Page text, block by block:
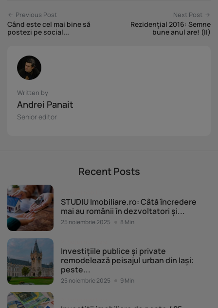
Previous Post
Când este cel mai bine să
postezi pe social...
Next Post
Rezidențial 2016: Semne
bune anul are! (II)
Written by
Andrei Panait
Senior editor
Recent Posts
STUDIU Imobiliare.ro: Câtă încredere
mai au românii în dezvoltatori și...
25 noiembrie 2025 8 Min
Investițiile publice și private
remodelează peisajul urban din Iași:
peste...
25 noiembrie 2025 9 Min